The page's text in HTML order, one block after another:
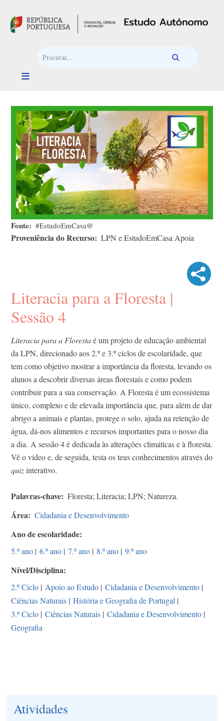
Fonte #EstudoEmCasa@
Proveniência do Recurso LPN e EstudoEmCasa Apoia
Literacia para a Floresta |
Sessão 4
Literacia para a Florestaé um projeto de educação ambiental
da LPN, direcionado aos 2.º e 3.º ciclos de escolaridade, que
tem como objetivo mostrar a importância da floresta, levando os
alunos a descobrir diversas áreas florestais e como podem
contribuir para a sua conservação. A Floresta é um ecossistema
único, complexo e de elevada importância que, para além de dar
abrigo a animais e plantas, protege o solo, ajuda na retenção de
água, dá-nos alimentos e recursos importantes para o nosso dia
a dia. A sessão 4 é dedicada às alterações climáticas e à floresta.
Vê o vídeo e, de seguida, testa os teus conhecimentos através do
quizinterativo.
Palavras-chave Floresta; Literacia; LPN; Natureza.
Área Cidadania e Desenvolvimento
Ano de escolaridade
5.º ano | 6.º ano | 7.º ano | 8.º ano | 9.º ano
Nível/Disciplina
2.º Ciclo | Apoio ao Estudo | Cidadania e Desenvolvimento |
Ciências Naturais | História e Geografia de Portugal |
3.º Ciclo | Ciências Naturais | Cidadania e Desenvolvimento |
Geografia
Atividades